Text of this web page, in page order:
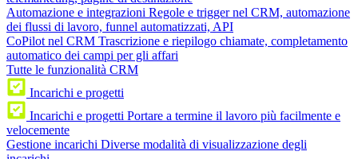
Automazione e integrazioni Regole e trigger nel CRM, automazione
dei flussi di lavoro, funnel automatizzati, API
CoPilot nel CRM Trascrizione e riepilogo chiamate, completamento
automatico dei campi per gli affari
Tutte le funzionalità CRM
Incarichi e progetti
Incarichi e progetti Portare a termine il lavoro più facilmente e
velocemente
Gestione incarichi Diverse modalità di visualizzazione degli